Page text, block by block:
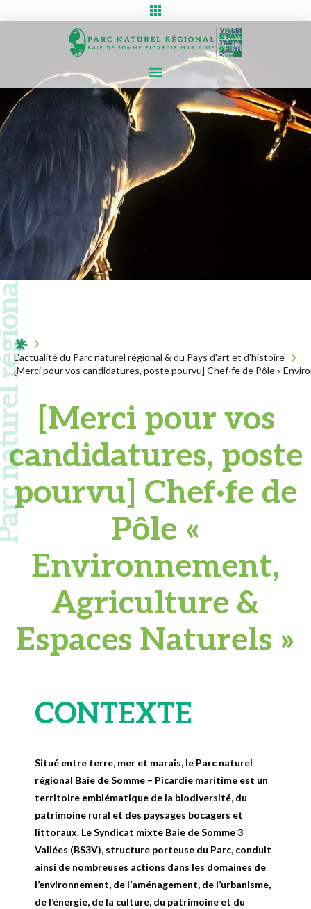
régional
Acceuil
L'actualité du Parc naturel régional & du Pays d'art et d'histoire
[Merci pour vos candidatures, poste pourvu] Chef·fe de Pôle «
[Merci pour vos
candidatures, poste
pourvu] Chef·fe de
Pôle «
Environnement,
Agriculture &
Espaces Naturels »
CONTEXTE
Situé entre terre, mer et marais, le Parc naturel
régional Baie de Somme – Picardie maritime est un
territoire emblématique de la biodiversité, du
patrimoine rural et des paysages bocagers et
littoraux. Le Syndicat mixte Baie de Somme 3
Vallées (BS3V), structure porteuse du Parc, conduit
ainsi de nombreuses actions dans les domaines de
l’environnement, de l’aménagement, de l’urbanisme,
de l’énergie, de la culture, du patrimoine et du